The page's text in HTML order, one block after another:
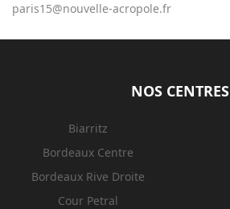
paris15@nouvelle-acropole.fr
NOS CENTRES
Biarritz
Bordeaux Centre
Bordeaux Rive Droite
Cour Petral